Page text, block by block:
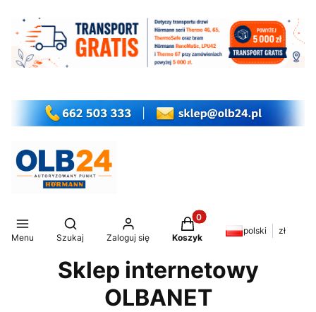
Menu
Otwórz wyszukiwarkę
Szukaj Zaloguj się
Produkty w koszyku: 0.
Koszyk
polski zł
Sklep internetowy
OLBANET